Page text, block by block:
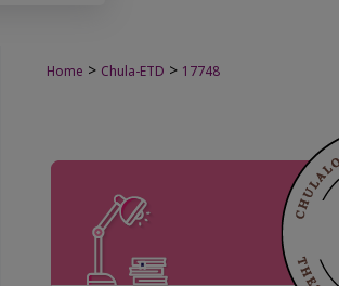
Home > Chula-ETD > 17748